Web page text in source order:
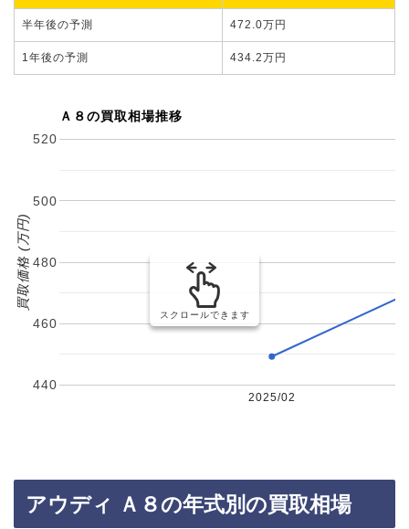
半年後の予測 472.0万円
1年後の予測 434.2万円
Ａ８の買取相場推移
2025/02
440
460
480
500
520
買取価格 (万円)
スクロールできます
アウディ Ａ８の年式別の買取相場